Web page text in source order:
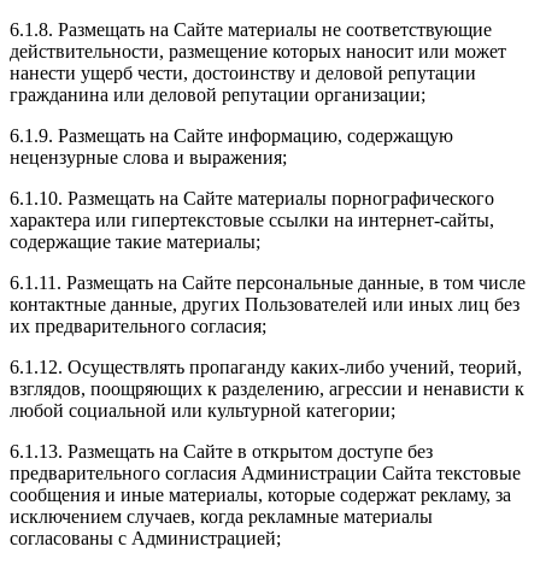
6.1.8. Размещать на Сайте материалы не соответствующие
действительности, размещение которых наносит или может
нанести ущерб чести, достоинству и деловой репутации
гражданина или деловой репутации организации;
6.1.9. Размещать на Сайте информацию, содержащую
нецензурные слова и выражения;
6.1.10. Размещать на Сайте материалы порнографического
характера или гипертекстовые ссылки на интернет-сайты,
содержащие такие материалы;
6.1.11. Размещать на Сайте персональные данные, в том числе
контактные данные, других Пользователей или иных лиц без
их предварительного согласия;
6.1.12. Осуществлять пропаганду каких-либо учений, теорий,
взглядов, поощряющих к разделению, агрессии и ненависти к
любой социальной или культурной категории;
6.1.13. Размещать на Сайте в открытом доступе без
предварительного согласия Администрации Сайта текстовые
сообщения и иные материалы, которые содержат рекламу, за
исключением случаев, когда рекламные материалы
согласованы с Администрацией;